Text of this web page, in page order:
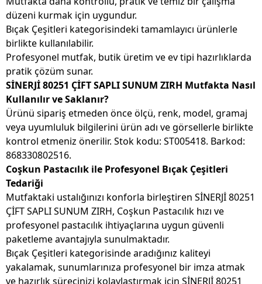
düzeni kurmak için uygundur.
Bıçak Çeşitleri kategorisindeki tamamlayıcı ürünlerle
birlikte kullanılabilir.
Profesyonel mutfak, butik üretim ve ev tipi hazırlıklarda
pratik çözüm sunar.
SİNERJİ 80251 ÇİFT SAPLI SUNUM ZIRH Mutfakta Nasıl
Kullanılır ve Saklanır?
Ürünü sipariş etmeden önce ölçü, renk, model, gramaj
veya uyumluluk bilgilerini ürün adı ve görsellerle birlikte
kontrol etmeniz önerilir. Stok kodu: ST005418. Barkod:
868330802516.
Coşkun Pastacılık ile Profesyonel Bıçak Çeşitleri
Tedariği
Mutfaktaki ustalığınızı konforla birleştiren SİNERJİ 80251
ÇİFT SAPLI SUNUM ZIRH, Coşkun Pastacılık hızı ve
profesyonel pastacılık ihtiyaçlarına uygun güvenli
paketleme avantajıyla sunulmaktadır.
Bıçak Çeşitleri kategorisinde aradığınız kaliteyi
yakalamak, sunumlarınıza profesyonel bir imza atmak
ve hazırlık sürecinizi kolaylaştırmak için SİNERJİ 80251